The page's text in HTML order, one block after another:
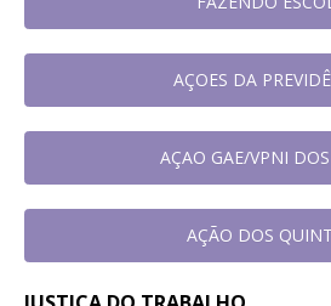
AÇOES DA
AÇAO GAE/VPNI DOS
AÇÃO DOS